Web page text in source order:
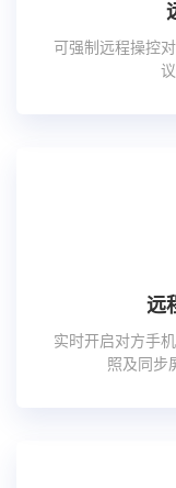
可强制远程操控
远
实时开启对方手
照及同步